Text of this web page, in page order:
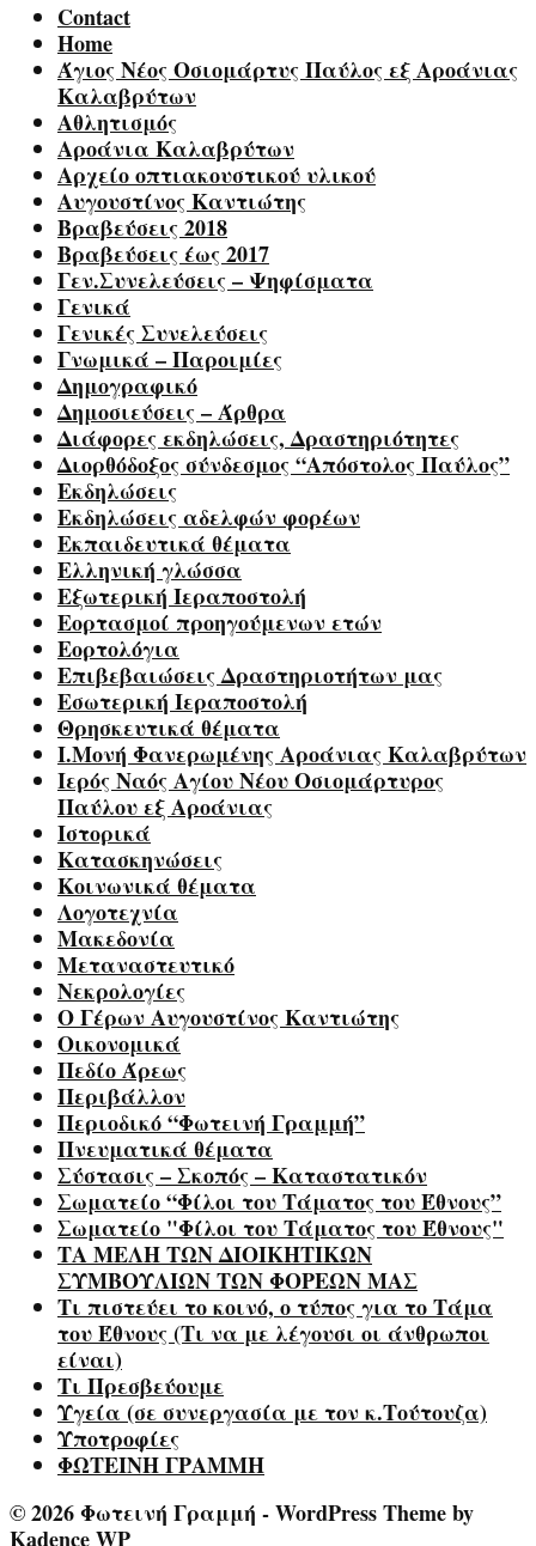
Contact
Home
Άγιος Νέος Οσιομάρτυς Παύλος εξ Αροάνιας
Καλαβρύτων
Αθλητισμός
Αροάνια Καλαβρύτων
Αρχείο οπτιακουστικού υλικού
Αυγουστίνος Καντιώτης
Βραβεύσεις 2018
Βραβεύσεις έως 2017
Γεν.Συνελεύσεις – Ψηφίσματα
Γενικά
Γενικές Συνελεύσεις
Γνωμικά – Παροιμίες
Δημογραφικό
Δημοσιεύσεις – Άρθρα
Διάφορες εκδηλώσεις, Δραστηριότητες
Διορθόδοξος σύνδεσμος “Απόστολος Παύλος”
Εκδηλώσεις
Εκδηλώσεις αδελφών φορέων
Εκπαιδευτικά θέματα
Ελληνική γλώσσα
Εξωτερική Ιεραποστολή
Εορτασμοί προηγούμενων ετών
Εορτολόγια
Επιβεβαιώσεις Δραστηριοτήτων μας
Εσωτερική Ιεραποστολή
Θρησκευτικά θέματα
Ι.Μονή Φανερωμένης Αροάνιας Καλαβρύτων
Ιερός Ναός Αγίου Νέου Οσιομάρτυρος
Παύλου εξ Αροάνιας
Ιστορικά
Κατασκηνώσεις
Κοινωνικά θέματα
Λογοτεχνία
Μακεδονία
Μεταναστευτικό
Νεκρολογίες
Ο Γέρων Αυγουστίνος Καντιώτης
Οικονομικά
Πεδίο Άρεως
Περιβάλλον
Περιοδικό “Φωτεινή Γραμμή”
Πνευματικά θέματα
Σύστασις – Σκοπός – Καταστατικόν
Σωματείο “Φίλοι του Τάματος του Έθνους”
Σωματείο "Φίλοι του Τάματος του Έθνους"
ΤΑ ΜΕΛΗ ΤΩΝ ΔΙΟΙΚΗΤΙΚΩΝ
ΣΥΜΒΟΥΛΙΩΝ ΤΩΝ ΦΟΡΕΩΝ ΜΑΣ
Τι πιστεύει το κοινό, ο τύπος για το Τάμα
του Έθνους (Τι να με λέγουσι οι άνθρωποι
είναι)
Τι Πρεσβεύουμε
Υγεία (σε συνεργασία με τον κ.Τούτουζα)
Υποτροφίες
ΦΩΤΕΙΝΗ ΓΡΑΜΜΗ
© 2026 Φωτεινή Γραμμή - WordPress Theme by
Kadence WP